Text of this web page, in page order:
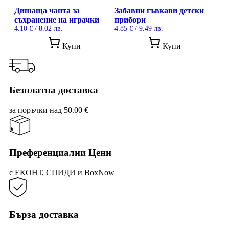
Дишаща чанта за
съхранение на играчки
4.10 € / 8.02 лв.
Купи
Забавни гъвкави детски
прибори
4.85 € / 9.49 лв.
Купи
Безплатна доставка
за поръчки над 50.00 €
Преференциални Цени
с ЕКОНТ, СПИДИ и BoxNow
Бърза доставка